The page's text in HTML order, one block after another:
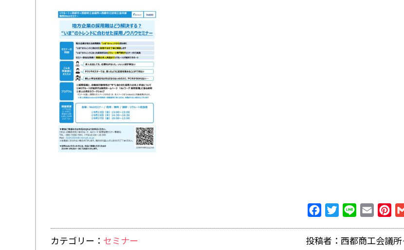
FacebookTwitterLine Email
カテゴリー： セミナー 投稿者：西都商工会議